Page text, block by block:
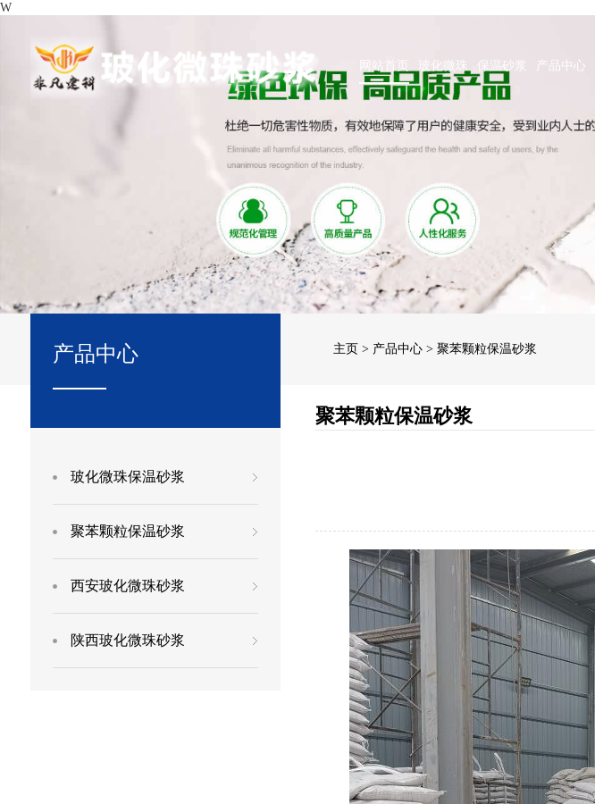
W
网站首页 玻化微珠 保温砂浆 产品中心
产品中心
玻化微珠保温砂浆
聚苯颗粒保温砂浆
西安玻化微珠砂浆
陕西玻化微珠砂浆
主页 > 产品中心> 聚苯颗粒保温砂浆
聚苯颗粒保温砂浆